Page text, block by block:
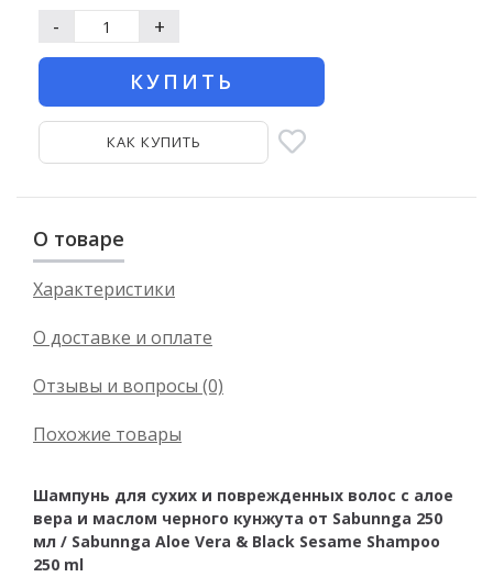
- +
КУПИТЬ
КАК КУПИТЬ
О товаре
Характеристики
О доставке и оплате
Отзывы и вопросы (0)
Похожие товары
Шампунь для сухих и поврежденных волос с алое
вера и маслом черного кунжута от Sabunnga 250
мл / Sabunnga Aloe Vera & Black Sesame Shampoo
250 ml